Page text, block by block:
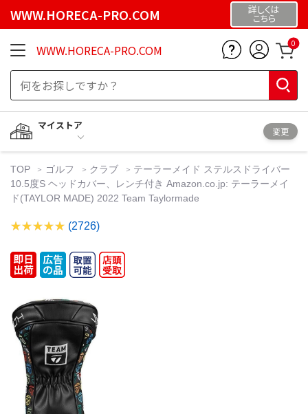
WWW.HORECA-PRO.COM 詳しくは
こちら
WWW.HORECA-PRO.COM 0
マイストア
変更
TOP ゴルフ クラブ
テーラーメイド ステルスドライバー
10.5度S ヘッドカバー、レンチ付き Amazon.co.jp: テーラーメイ
ド(TAYLOR MADE) 2022 Team Taylormade
(2726)